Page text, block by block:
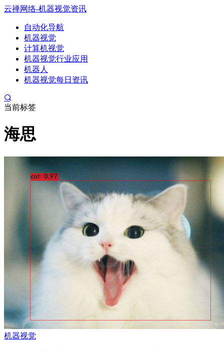
云禅网络-机器视觉资讯
自动化导航
机器视觉
计算机视觉
机器视觉行业应用
机器人
机器视觉每日资讯
当前标签
海思
机器视觉